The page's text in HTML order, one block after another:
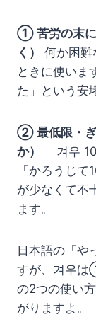
① 苦労の末に
く）
何か困難
ときに使いま
た」という安
② 最低限・ぎ
か）
「겨우
「かろうじ
が少なくて不
ます。
日本語の「
すが、겨우
の2つの使い
がりますよ。